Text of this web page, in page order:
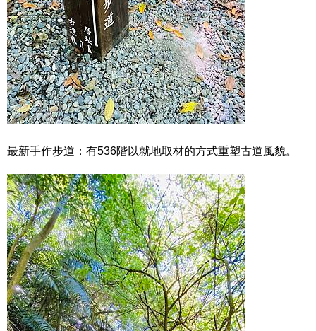
最新手作步道：有536階以就地取材的方式重塑古道風貌。